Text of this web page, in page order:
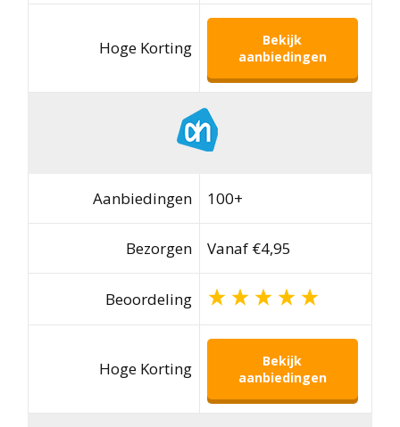
Hoge Korting
Bekijk
aanbiedingen
Aanbiedingen 100+
Bezorgen Vanaf €4,95
Beoordeling
Hoge Korting
Bekijk
aanbiedingen